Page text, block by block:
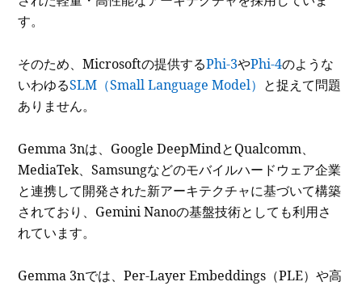
す。
そのため、Microsoftの提供するPhi-3やPhi-4のような
いわゆるSLM（Small Language Model） と捉えて問題
ありません。
Gemma 3nは、Google DeepMindとQualcomm、
MediaTek、Samsungなどのモバイルハードウェア企業
と連携して開発された新アーキテクチャに基づいて構築
されており、Gemini Nanoの基盤技術としても利用さ
れています。
Gemma 3nでは、Per-Layer Embeddings（PLE）や高